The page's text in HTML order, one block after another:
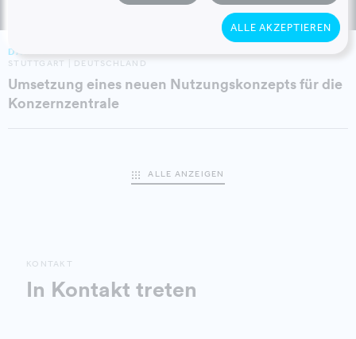
DAIMLER
STUTTGART | DEUTSCHLAND
Umsetzung eines neuen Nutzungskonzepts für die
Konzernzentrale
ALLE ANZEIGEN
KONTAKT
In Kontakt treten
ALLE AKZEPTIEREN